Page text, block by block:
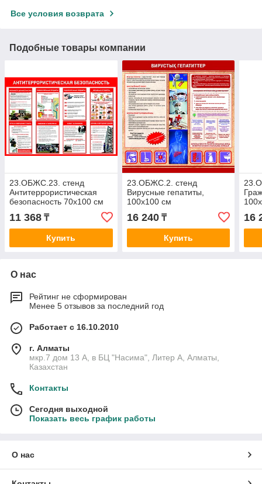
Все условия возврата
Подобные товары компании
23.ОБЖС.23. стенд
Антитеррористическая
безопасность 70х100 см
11 368 ₸
Купить
23.ОБЖС.2. стенд
Вирусные гепатиты,
100х100 см
16 240₸
Купить
16
О нас
Рейтинг не сформирован
Менее 5 отзывов за последний год
Работает с 16.10.2010
г. Алматы
мкр.7 дом 13 А, в БЦ "Насима", Литер А, Алматы,
Казахстан
Контакты
Сегодня выходной
Показать весь график работы
О нас